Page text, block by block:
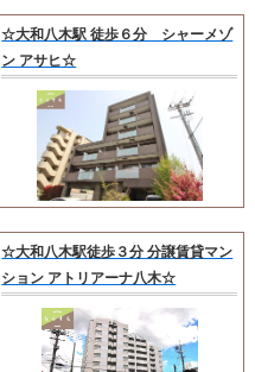
☆大和八木駅 徒歩６分 シャーメゾ
ン アサヒ☆
☆大和八木駅徒歩３分 分譲賃貸マン
ション アトリアーナ八木☆